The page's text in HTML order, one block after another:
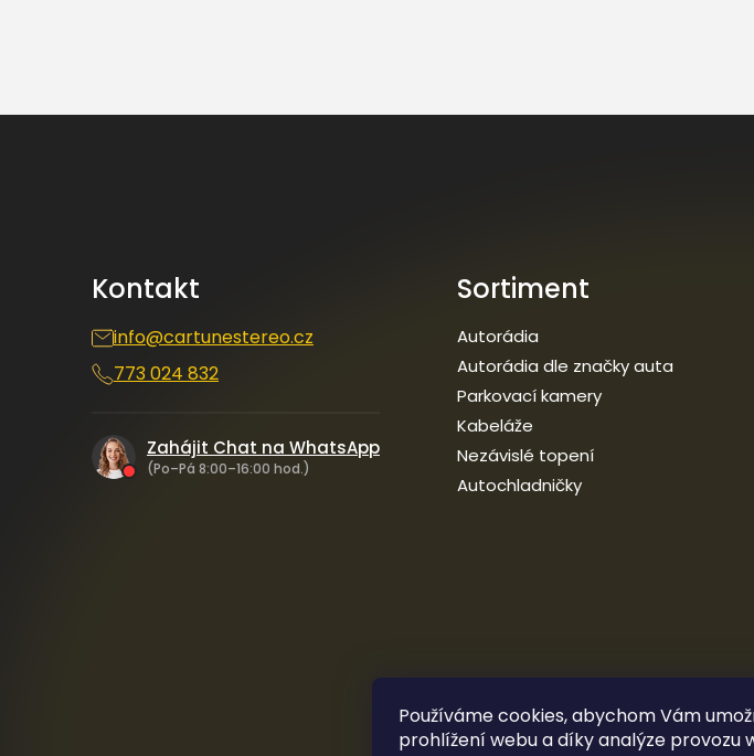
Používáme cookies, abychom Vám
prohlížení webu a díky analýze provozu
Kontakt
info@cartunestereo.cz
773 024 832
Zahájit Chat na WhatsApp
(Po–Pá 8:00–16:00 hod.)
Sortiment
Autorádia
Autorádia dle značky auta
Parkovací kamery
Kabeláže
Nezávislé topení
Autochladničky